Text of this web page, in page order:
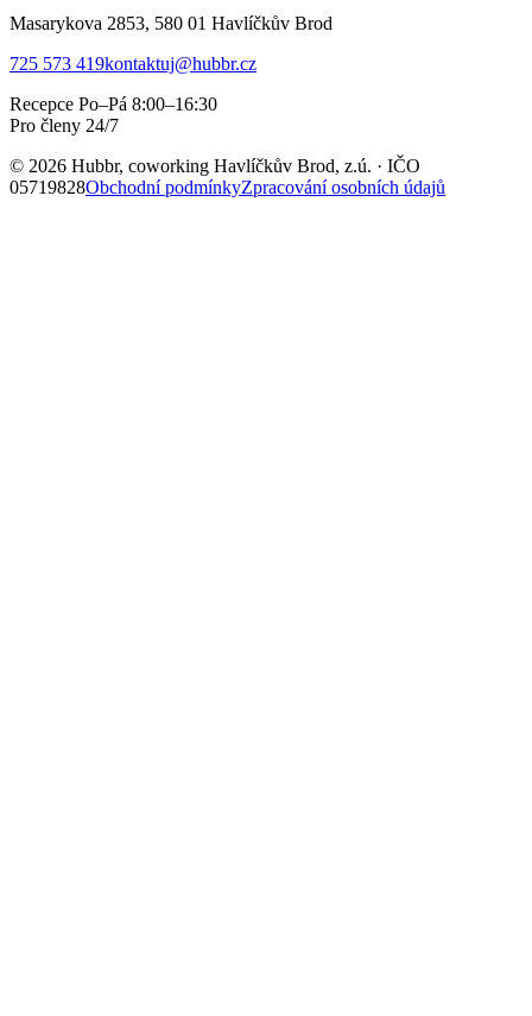
Masarykova 2853, 580 01 Havlíčkův Brod
725 573 419kontaktuj@hubbr.cz
Recepce Po–Pá 8:00–16:30
Pro členy 24/7
© 2026 Hubbr, coworking Havlíčkův Brod, z.ú. · IČO
05719828Obchodní podmínkyZpracování osobních údajů